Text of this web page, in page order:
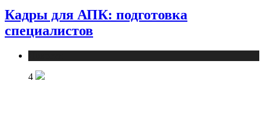
Кадры для АПК: подготовка
специалистов
4